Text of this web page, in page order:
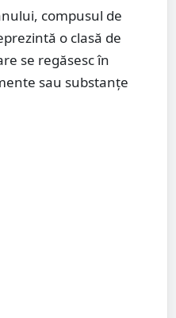
compusul de
o clasă de
se regăsesc în
sau substanțe